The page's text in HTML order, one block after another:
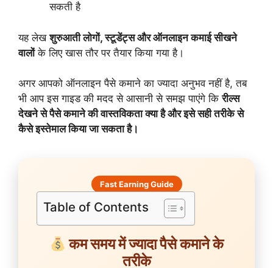
सकती है
यह लेखशुरुआती लोगों, स्टूडेंट्स और ऑनलाइन कमाई सीखने
वालोंके लिए खास तौर पर तैयार किया गया है।
अगर आपको ऑनलाइन पैसे कमाने का ज्यादा अनुभव नहीं है, तब
भी आप इस गाइड की मदद से आसानी से समझ पाएंगे किरील्स
देखने से पैसे कमाने की वास्तविकता क्या है और इसे सही तरीके से
कैसे इस्तेमाल किया जा सकता है।
Fast Earning Guide
Table of Contents
कम समय में ज्यादा पैसे कमाने के
तरीके